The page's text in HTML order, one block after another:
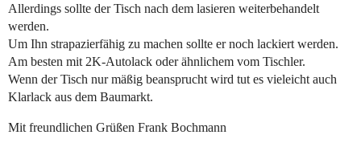
Allerdings sollte der Tisch nach dem lasieren weiterbehandelt
werden.
Um Ihn strapazierfähig zu machen sollte er noch lackiert werden.
Am besten mit 2K-Autolack oder ähnlichem vom Tischler.
Wenn der Tisch nur mäßig beansprucht wird tut es vieleicht auch
Klarlack aus dem Baumarkt.
Mit freundlichen Grüßen Frank Bochmann